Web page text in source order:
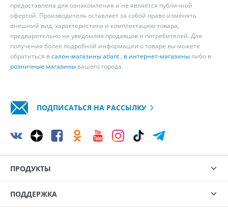
предоставлена для ознакомления и не является публичной
офертой. Производитель оставляет за собой право изменять
внешний вид, характеристики и комплектацию товара,
предварительно не уведомляя продавцов и потребителей. Для
получения более подробной информации о товаре вы можете
обратиться всалон-магазины atlant , в интернет-магазинылибо в
розничные магазины вашего города.
ПОДПИСАТЬСЯ НА РАССЫЛКУ
ПРОДУКТЫ
ПОДДЕРЖКА